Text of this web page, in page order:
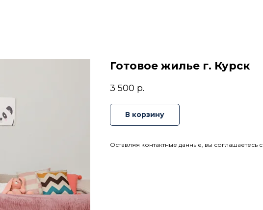
Готовое жилье г. Курск
3 500 р.
В корзину
Оставляя контактные данные, вы соглашаетесь с